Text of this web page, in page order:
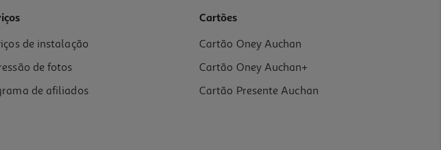
de instalação
de fotos
de afiliados
Cartões
Cartão Oney Auchan
Cartão Oney Auchan+
Cartão Presente Auchan